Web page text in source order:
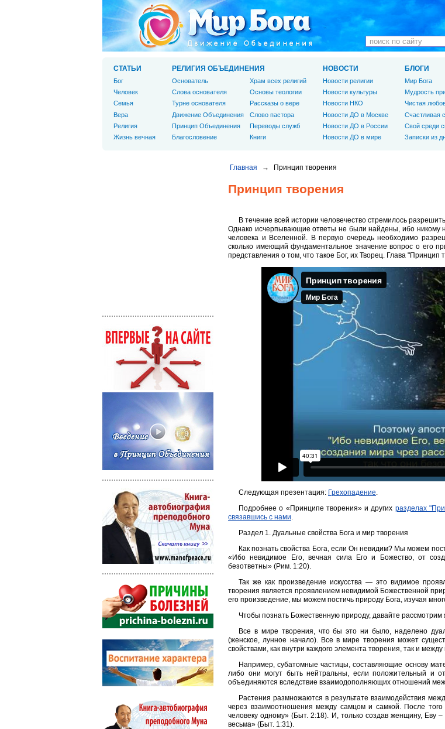
Главная → Принцип творения
Принцип творения
В течение всей истории человечество стремилось
Однако исчерпывающие ответы не были найдены, ибо никому
человека и Вселенной. В первую очередь необходимо
сколько имеющий фундаментальное значение вопрос о его
представления о том, что такое Бог, их Творец. Глава
Следующая презентация: Грехопадение.
Подробнее о «Принципе творения» и других разделах
связавшись с нами.
Раздел 1. Дуaльные свойствa Богa и мир творения
Как познать свойства Бога, если Он невидим? Мы можем
«Ибо невидимое Его, вечная сила Его и Божество, от
безответны» (Рим. 1:20).
Так же как произведение искусства — это видимое
творения является проявлением невидимой Божественной
его произведение, мы можем постичь природу Бога, изучая
Чтобы познать Божественную природу, давайте
Все в мире творения, что бы это ни было, наделено
(женское, лунное начало). Все в мире творения может
свойствами, как внутри каждого элемента творения, так и
Например, субатомные частицы, составляющие основу
либо они могут быть нейтральны, если положительный и
объединяются вследствие взаимодополняющих отношений
Растения размножаются в результате взаимодействия
через взаимоотношения между самцом и самкой. После
человеку одному» (Быт. 2:18). И, только создав женщину, Еву
весьма» (Быт. 1:31).
СТАТЬИ
Бог
Человек
Cемья
Вера
Религия
Жизнь вечная
РЕЛИГИЯ ОБЪЕДИНЕНИЯ
Основатель
Слова основателя
Турне основателя
Движение Объединения
Принцип Объединения
Благословение
Храм всех религий
Основы теологии
Рассказы о вере
Слово пастора
Переводы служб
Книги
НОВОСТИ
Новости религии
Новости культуры
Новости НКО
Новости ДО в Москве
Новости ДО в России
Новости ДО в мире
БЛОГИ
Мир Бога
Мудрость
Чистая
Счастливая
Свой среди
Записки из